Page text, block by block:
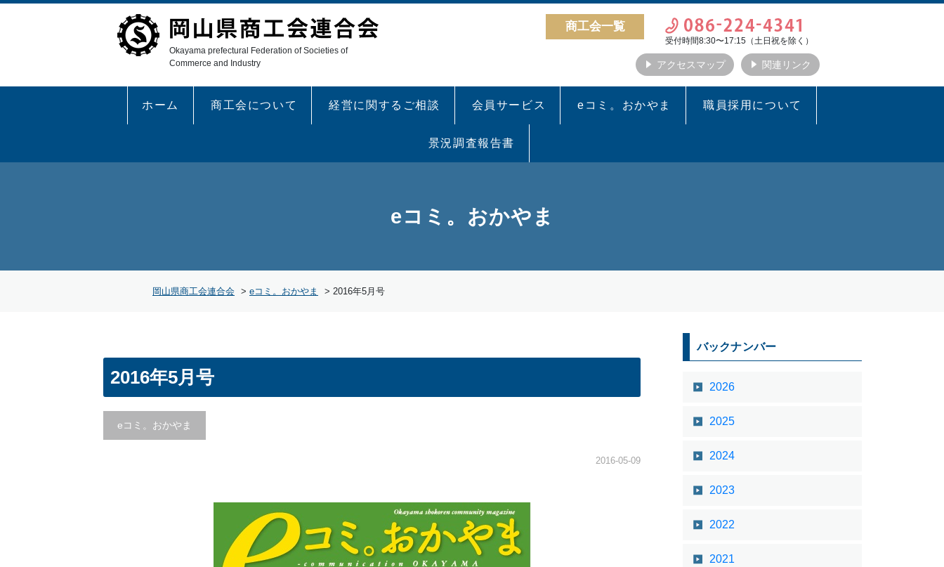
Okayama prefectural Federation of Societies of
Commerce and Industry
商工会一覧
受付時間8:30〜17:15（土日祝を除く）
関連リンク
アクセスマップ
ホーム 商工会について 経営に関するご相談 会員サービス eコミ。おかやま 職員採用について
景況調査報告書
eコミ。おかやま
岡山県商工会連合会 > eコミ。おかやま > 2016年5月号
2016年5月号
eコミ。おかやま
2016-05-09
バックナンバー
2026
2025
2024
2023
2022
2021